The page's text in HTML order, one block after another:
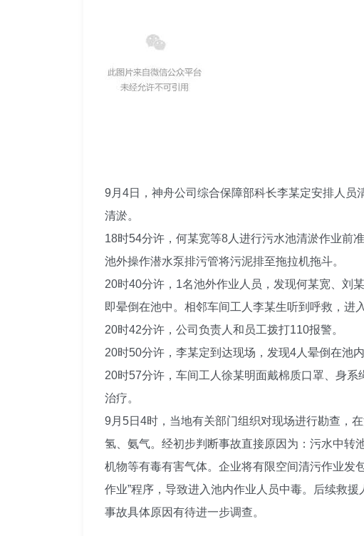
9月4日，神舟公司综合保障部科长李某定安排人
清淤。
18时54分许，何某宽等8人进行污水池清淤作业前
池外操作潜水泵排污管将污泥排至拖拉机拖斗。
20时40分许，1名池外作业人员，发现何某宽、刘
即晕倒在池中。相邻车间工人李某生听到呼救，进
20时42分许，公司负责人和员工拨打110报警。
20时50分许，李某定到达现场，发现4人晕倒在池
20时57分许，车间工人徐某明面戴棉质口罩、身
治疗。
9月5日4时，当地有关部门组织对现场进行勘查，
氢、氨气。经初步判断事故直接原因为：污水中转
机物等有毒有害气体。企业将有限空间清污作业发
作业”程序，导致进入池内作业人员中毒。后续救
事故具体原因有待进一步调查。